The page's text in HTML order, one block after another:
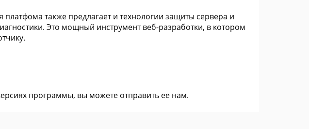
также предлагает и технологии защиты сервера и
Это мощный инструмент веб-разработки, в котором
программы, вы можете отправить ее нам.